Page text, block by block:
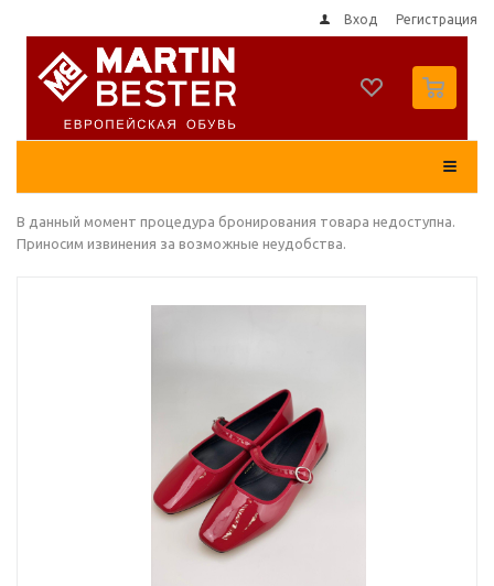
Вход Регистрация
В данный момент процедура бронирования товара недоступна.
Приносим извинения за возможные неудобства.